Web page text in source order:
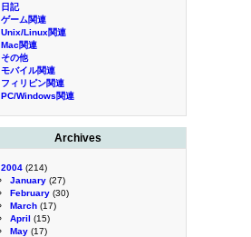
日記
ゲーム関連
Unix/Linux関連
Mac関連
その他
モバイル関連
フィリピン関連
PC/Windows関連
Archives
2004 (214)
January (27)
February (30)
March (17)
April (15)
May (17)